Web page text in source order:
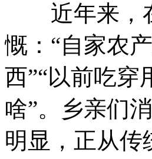
近年来，在
慨：“自家农
西”“以前吃穿
啥”。乡亲们
明显，正从传